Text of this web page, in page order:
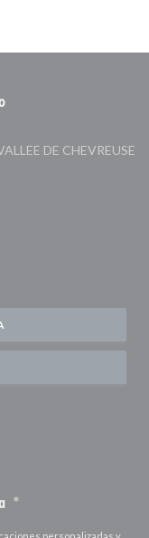
DE CHEVREUSE
en una nueva
((abre en una
*
personalizadas y